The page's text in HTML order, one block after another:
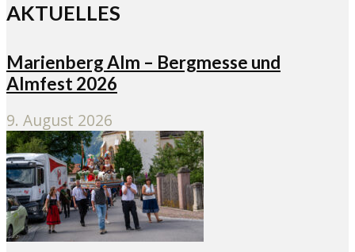
AKTUELLES
Marienberg Alm – Bergmesse und
Almfest 2026
9. August 2026